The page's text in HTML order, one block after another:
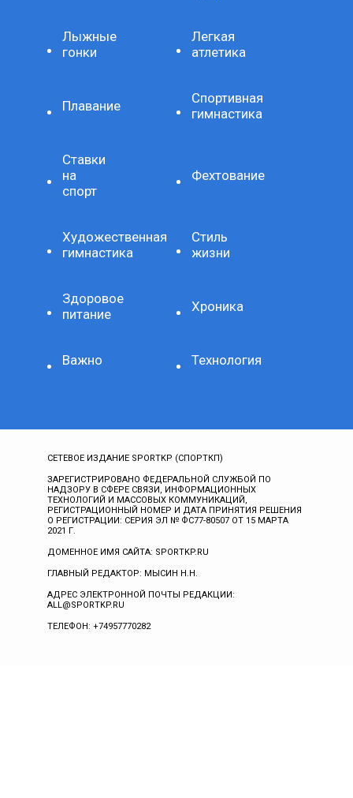
Лыжные
гонки
Легкая
атлетика
Плавание
Спортивная
гимнастика
Ставки
на
спорт
Фехтование
Художественная
гимнастика
Стиль
жизни
Здоровое
питание
Хроника
Важно Технология
СЕТЕВОЕ ИЗДАНИЕ SPORTKP (СПОРТКП)
ЗАРЕГИСТРИРОВАНО ФЕДЕРАЛЬНОЙ СЛУЖБОЙ ПО
НАДЗОРУ В СФЕРЕ СВЯЗИ, ИНФОРМАЦИОННЫХ
ТЕХНОЛОГИЙ И МАССОВЫХ КОММУНИКАЦИЙ,
РЕГИСТРАЦИОННЫЙ НОМЕР И ДАТА ПРИНЯТИЯ РЕШЕНИЯ
О РЕГИСТРАЦИИ: СЕРИЯ ЭЛ № ФС77-80507 ОТ 15 МАРТА
2021 Г.
ДОМЕННОЕ ИМЯ САЙТА: SPORTKP.RU
ГЛАВНЫЙ РЕДАКТОР: МЫСИН Н.Н.
АДРЕС ЭЛЕКТРОННОЙ ПОЧТЫ РЕДАКЦИИ:
ALL@SPORTKP.RU
ТЕЛЕФОН: +74957770282